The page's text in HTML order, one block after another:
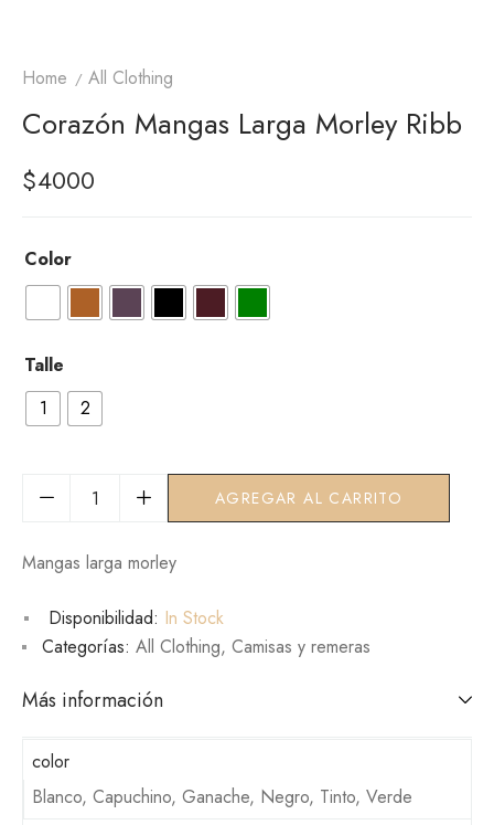
Home All Clothing
Corazón Mangas Larga Morley Ribb
$4000
Color
Talle
1
2
AGREGAR AL CARRITO
Mangas larga morley
Disponibilidad: In Stock
Categorías: All Clothing, Camisas y remeras
Más información
color
Blanco, Capuchino, Ganache, Negro, Tinto, Verde